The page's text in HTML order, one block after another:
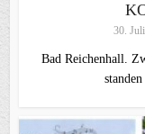
30.
Bad Reichenhall.